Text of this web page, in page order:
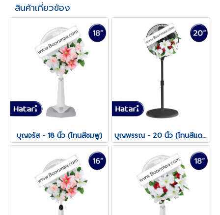
สินค้าเกี่ยวข้อง
บุญจรัส - 18 นิ้ว (โทนสีชมพู) บุญพรรณ - 20 นิ้ว (โทนสีแดง)